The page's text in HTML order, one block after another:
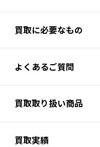
買取に必要なもの
よくあるご質問
買取取り扱い商品
買取実績